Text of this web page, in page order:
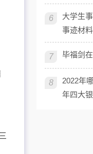
6
大学生
事迹材
7 毕福剑
8
2022年
年四大